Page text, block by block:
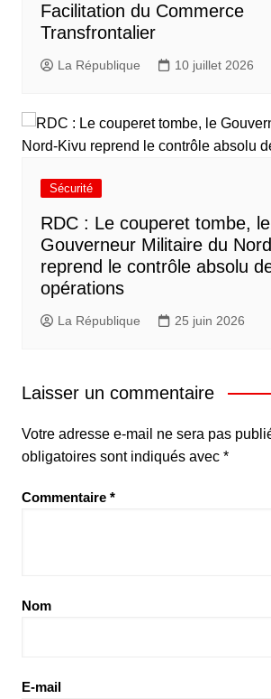
Facilitation du Commerce
Transfrontalier
La République 10 juillet 2026
Sécurité
RDC : Le couperet tombe, le
Gouverneur Militaire du
reprend le contrôle absolu
opérations
La République 25 juin 2026
Laisser un commentaire
Votre adresse e-mail ne sera pas
obligatoires sont indiqués avec *
Commentaire *
Nom
E-mail